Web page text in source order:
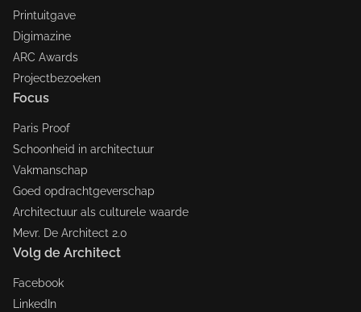
Printuitgave
Digimazine
ARC Awards
Projectbezoeken
Focus
Paris Proof
Schoonheid in architectuur
Vakmanschap
Goed opdrachtgeverschap
Architectuur als culturele waarde
Mevr. De Architect 2.0
Volg de Architect
Facebook
LinkedIn